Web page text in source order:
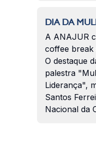
DIA DA
A ANAJUR
coffee break
O destaque
palestra
Liderança",
Santos
Nacional da